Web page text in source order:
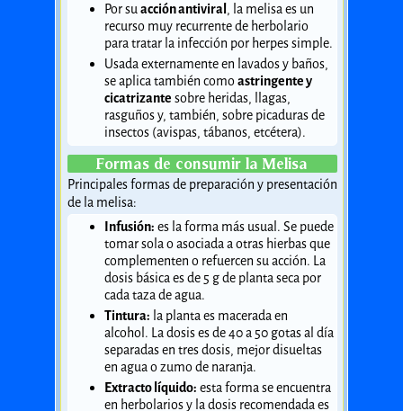
Por suacción antiviral, la melisa es un
recurso muy recurrente de herbolario
para tratar la infección por herpes simple.
Usada externamente en lavados y baños,
se aplica también como astringente y
cicatrizante sobre heridas, llagas,
rasguños y, también, sobre picaduras de
insectos (avispas, tábanos, etcétera).
Formas de consumir la Melisa
Principales formas de preparación y presentación
de la melisa:
Infusión: es la forma más usual. Se puede
tomar sola o asociada a otras hierbas que
complementen o refuercen su acción. La
dosis básica es de 5 g de planta seca por
cada taza de agua.
Tintura: la planta es macerada en
alcohol. La dosis es de 40 a 50 gotas al día
separadas en tres dosis, mejor disueltas
en agua o zumo de naranja.
Extracto líquido: esta forma se encuentra
en herbolarios y la dosis recomendada es